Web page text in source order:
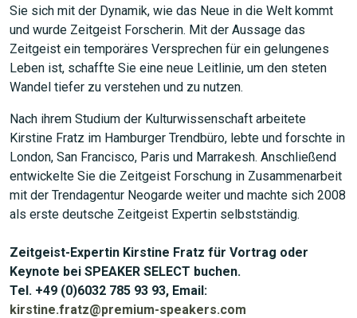
Sie sich mit der Dynamik, wie das Neue in die Welt kommt
und wurde Zeitgeist Forscherin. Mit der Aussage das
Zeitgeist ein temporäres Versprechen für ein gelungenes
Leben ist, schaffte Sie eine neue Leitlinie, um den steten
Wandel tiefer zu verstehen und zu nutzen.
Nach ihrem Studium der Kulturwissenschaft arbeitete
Kirstine Fratz im Hamburger Trendbüro, lebte und forschte in
London, San Francisco, Paris und Marrakesh. Anschließend
entwickelte Sie die Zeitgeist Forschung in Zusammenarbeit
mit der Trendagentur Neogarde weiter und machte sich 2008
als erste deutsche Zeitgeist Expertin selbstständig.
Zeitgeist-Expertin Kirstine Fratz für Vortrag oder
Keynote bei SPEAKER SELECT buchen.
Tel. +49 (0)6032 785 93 93, Email:
kirstine.fratz@premium-speakers.com